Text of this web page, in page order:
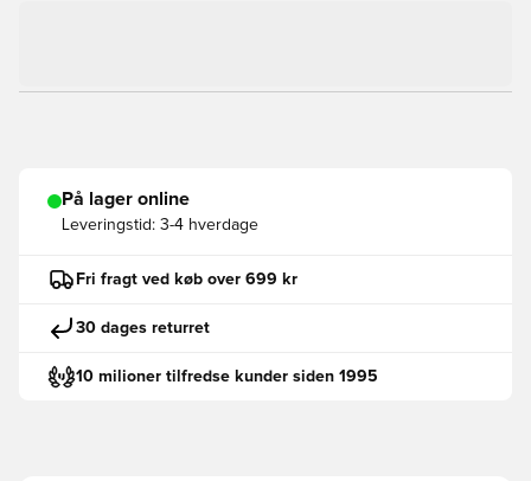
På lager online
Leveringstid: 3-4 hverdage
Fri fragt ved køb over 699 kr
30 dages returret
10 milioner tilfredse kunder siden 1995